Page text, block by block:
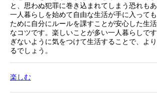
と、思わぬ犯罪に巻き込まれてしまう恐れもあ
一人暮らしを始めて自由な生活が手に入って
ために自分にルールを課すことが安心した生
なコツです。楽しいことが多い一人暮らしで
ぎないように気をつけて生活することで、よ
るでしょう。
楽しむ